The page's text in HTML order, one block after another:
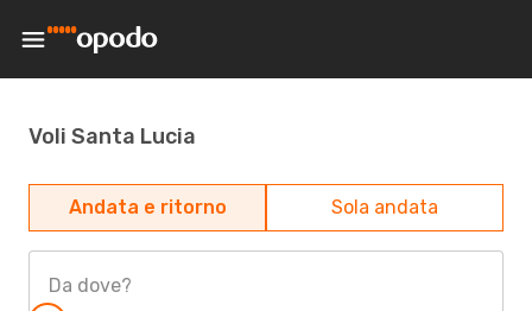
Voli Santa Lucia
Andata e ritorno Sola andata
Da dove?